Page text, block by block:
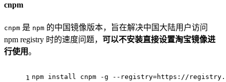
cnpm
cnpm 是 npm 的中国镜像版本，旨在解决中国大陆用户访问
npm registry 时的速度问题， 可以不安装直接设置淘宝镜像进
行使用。
1 npm install cnpm -g --registry=https://